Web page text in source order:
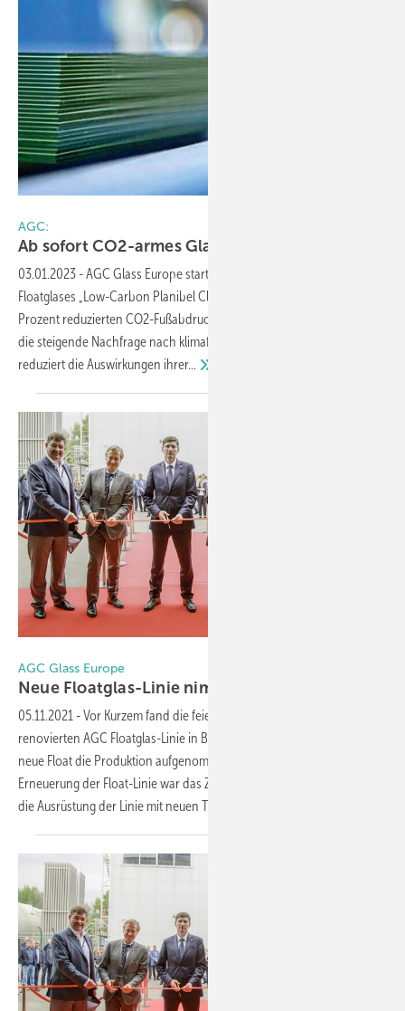
AGC:
Ab sofort CO2-armes Glas im
03.01.2023 -AGC Glass Europe startet jetzt den Vertrieb ihres neuen
Floatglases „Low-Carbon Planibel Clearlite“ mit einem um mehr als 40
Prozent reduzierten CO2-Fußabdruck. Damit reagiert die Gruppe auf
die steigende Nachfrage nach klimafreundlicheren Baustoffen und
reduziert die Auswirkungen ihrer...
AGC Glass Europe
Neue Floatglas-Linie nimmt Produktion
05.11.2021 -Vor Kurzem fand die feierliche Einweihung der
renovierten AGC Floatglas-Linie in Bor, Russland, statt. Jetzt hat die
neue Float die Produktion aufgenommen. Doch nicht nur eine
Erneuerung der Float-Linie war das Ziel von AGC Glass Europe, auch
die Ausrüstung der Linie mit neuen Technologien war